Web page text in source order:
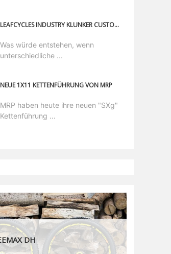
LEAFCYCLES INDUSTRY KLUNKER CUSTOM CHALLENGE
Was würde entstehen, wenn
unterschiedliche ...
NEUE 1X11 KETTENFÜHRUNG VON MRP
MRP haben heute ihre neuen "SXg"
Kettenführung ...
DH